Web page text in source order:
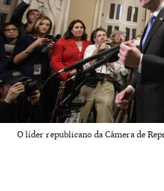
O líder republicano da Câmera de